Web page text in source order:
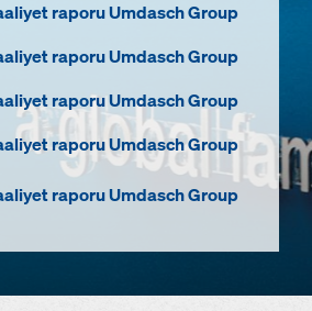
raporu Umdasch Group
raporu Umdasch Group
raporu Umdasch Group
raporu Umdasch Group
raporu Umdasch Group